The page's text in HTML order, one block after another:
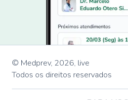
© Medprev, 2026, live
Todos os direitos reservados